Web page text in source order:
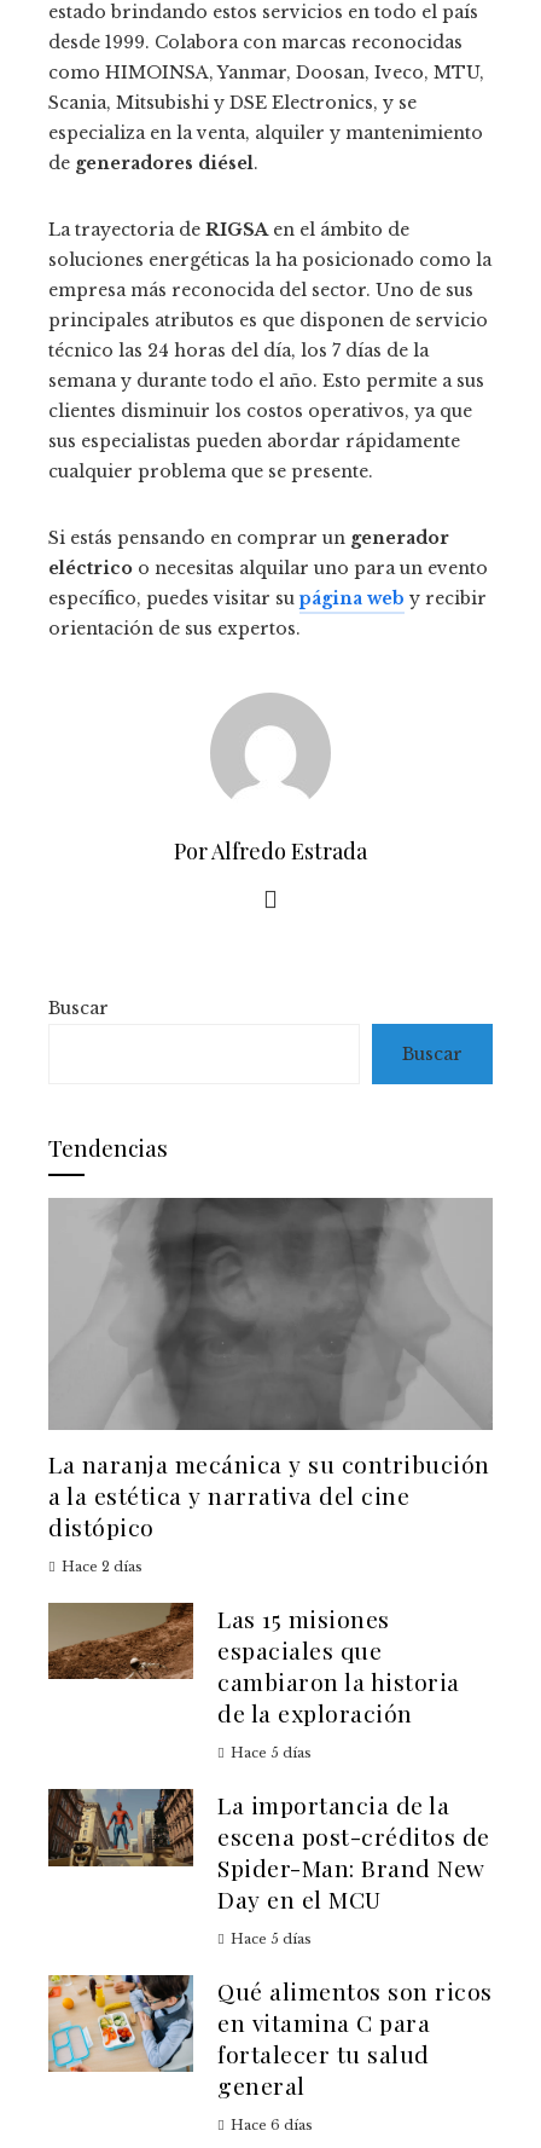
estado brindando estos servicios en todo el país
desde 1999. Colabora con marcas reconocidas
como HIMOINSA, Yanmar, Doosan, Iveco, MTU,
Scania, Mitsubishi y DSE Electronics, y se
especializa en la venta, alquiler y mantenimiento
de generadores diésel.
La trayectoria de RIGSAen el ámbito de
soluciones energéticas la ha posicionado como la
empresa más reconocida del sector. Uno de sus
principales atributos es que disponen de servicio
técnico las 24 horas del día, los 7 días de la
semana y durante todo el año. Esto permite a sus
clientes disminuir los costos operativos, ya que
sus especialistas pueden abordar rápidamente
cualquier problema que se presente.
Si estás pensando en comprar un generador
eléctrico o necesitas alquilar uno para un evento
específico, puedes visitar supágina web y recibir
orientación de sus expertos.
Por Alfredo Estrada
Buscar
Buscar
Tendencias
La naranja mecánica y su contribución
a la estética y narrativa del cine
distópico
Hace 2 días
Las 15 misiones
espaciales que
cambiaron la historia
de la exploración
Hace 5 días
La importancia de la
escena post-créditos de
Spider-Man: Brand New
Day en el MCU
Hace 5 días
Qué alimentos son ricos
en vitamina C para
fortalecer tu salud
general
Hace 6 días